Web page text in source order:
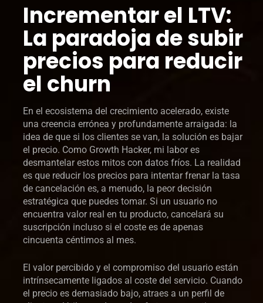
Incrementar el LTV:
La paradoja de subir
precios para reducir
el churn
En el ecosistema del crecimiento acelerado, existe
una creencia errónea y profundamente arraigada: la
idea de que si los clientes se van, la solución es bajar
el precio. Como Growth Hacker, mi labor es
desmantelar estos mitos con datos fríos. La realidad
es que reducir los precios para intentar frenar la tasa
de cancelación es, a menudo, la peor decisión
estratégica que puedes tomar. Si un usuario no
encuentra valor real en tu producto, cancelará su
suscripción incluso si el coste es de apenas
cincuenta céntimos al mes.
El valor percibido y el compromiso del usuario están
intrínsecamente ligados al coste del servicio. Cuando
el precio es demasiado bajo, atraes a un perfil de